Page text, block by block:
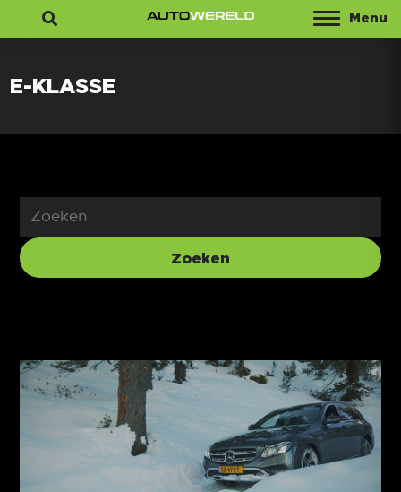
Menu
E-KLASSE